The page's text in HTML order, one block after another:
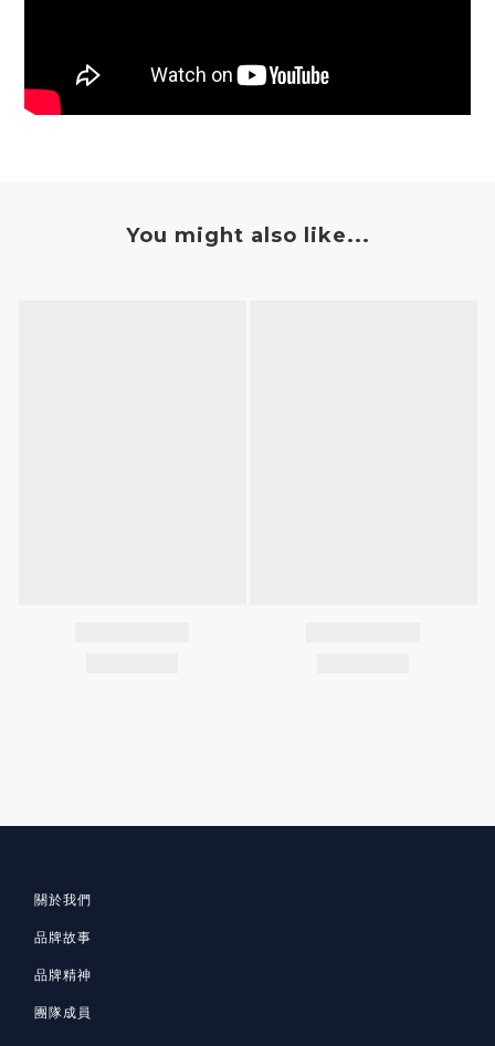
You might also like...
關於我們
品牌故事
品牌精神
團隊成員